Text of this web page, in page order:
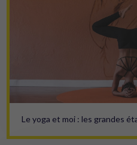
Le yoga et moi : les grandes